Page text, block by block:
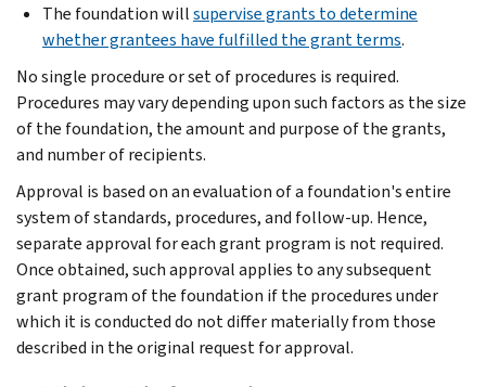
The foundation willsupervise grants to determine
whether grantees have fulfilled the grant terms.
No single procedure or set of procedures is required.
Procedures may vary depending upon such factors as the size
of the foundation, the amount and purpose of the grants,
and number of recipients.
Approval is based on an evaluation of a foundation's entire
system of standards, procedures, and follow-up. Hence,
separate approval for each grant program is not required.
Once obtained, such approval applies to any subsequent
grant program of the foundation if the procedures under
which it is conducted do not differ materially from those
described in the original request for approval.